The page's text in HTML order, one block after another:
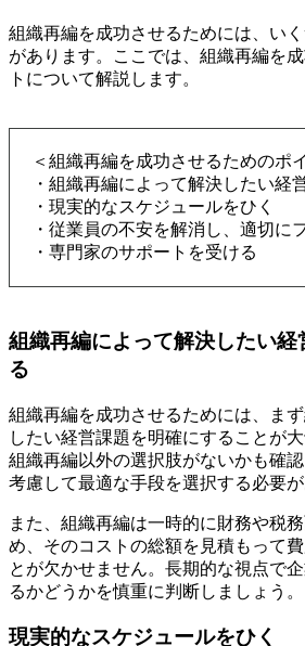
組織再編を成功させるためには、い
があります。ここでは、組織再編を
トについて解説します。
＜組織再編を成功させるためのポ
・組織再編によって解決したい経
・現実的なスケジュールをひく
・従業員の不安を解消し、適切に
・専門家のサポートを受ける
組織再編によって解決したい経
る
組織再編を成功させるためには、ま
したい経営課題を明確にすることが
組織再編以外の選択肢がないかも確
考慮して最適な手段を選択する必要が
また、組織再編は一時的に財務や税
め、そのコストの総額を見積もって
とが欠かせません。長期的な視点で
るかどうかを慎重に判断しましょう。
現実的なスケジュールをひく